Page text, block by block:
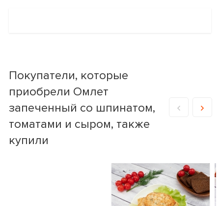
Покупатели, которые
приобрели Омлет
запеченный со шпинатом,
томатами и сыром, также
купили